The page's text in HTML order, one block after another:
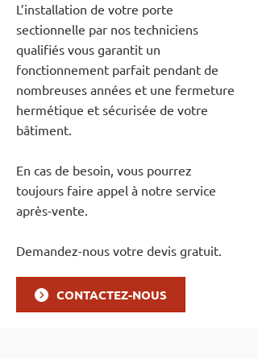
L’installation de votre porte
sectionnelle par nos techniciens
qualifiés vous garantit un
fonctionnement parfait pendant de
nombreuses années et une fermeture
hermétique et sécurisée de votre
bâtiment.
En cas de besoin, vous pourrez
toujours faire appel à notre service
après-vente.
Demandez-nous votre devis gratuit.
CONTACTEZ-NOUS